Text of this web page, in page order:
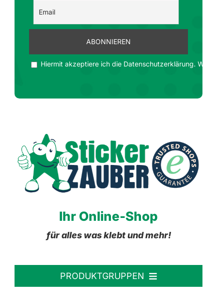
Hiermit akzeptiere ich die Datenschutzerklärung. Wir
Ihr Online-Shop
für alles was klebt und mehr!
PRODUKTGRUPPEN